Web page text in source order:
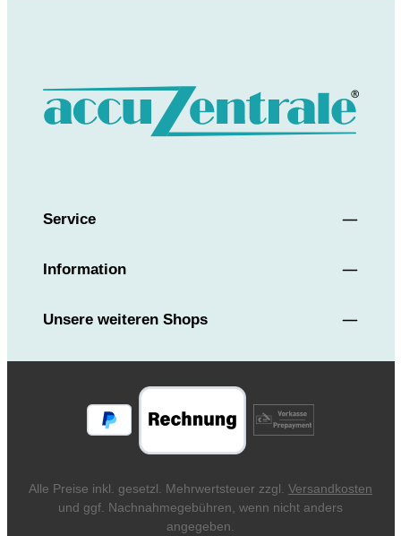
Service
Information
Unsere weiteren Shops
Alle Preise inkl. gesetzl. Mehrwertsteuer zzgl. Versandkosten
und ggf. Nachnahmegebühren, wenn nicht anders
angegeben.